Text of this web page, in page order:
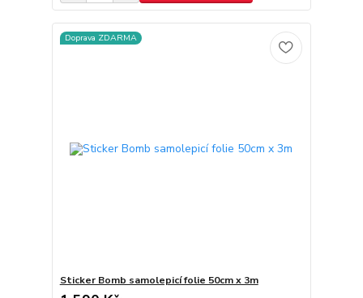
Doprava ZDARMA
Sticker Bomb samolepicí folie 50cm x 3m